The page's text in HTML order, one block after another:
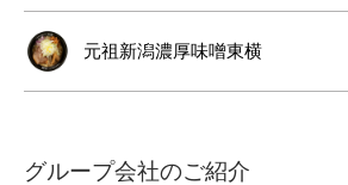
元祖新潟濃厚味噌東横
グループ会社のご紹介